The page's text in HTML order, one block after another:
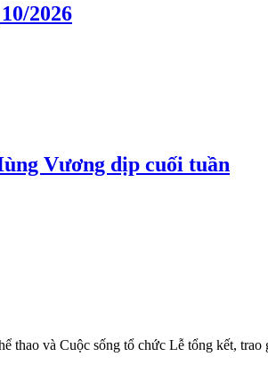
2026
Vương dịp cuối tuần
và Cuộc sống tổ chức Lễ tổng kết, trao